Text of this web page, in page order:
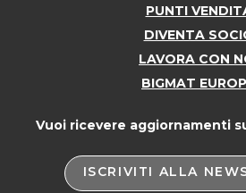
PUNTI
DIVENTA
LAVORA CON
BIGMAT
Vuoi ricevere aggiornamenti
ISCRIVITI ALLA